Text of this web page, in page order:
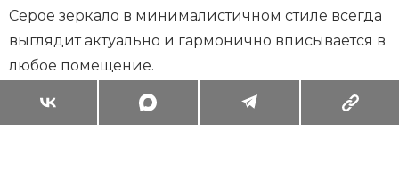
Серое зеркало в минималистичном стиле всегда
выглядит актуально и гармонично вписывается в
любое помещение.